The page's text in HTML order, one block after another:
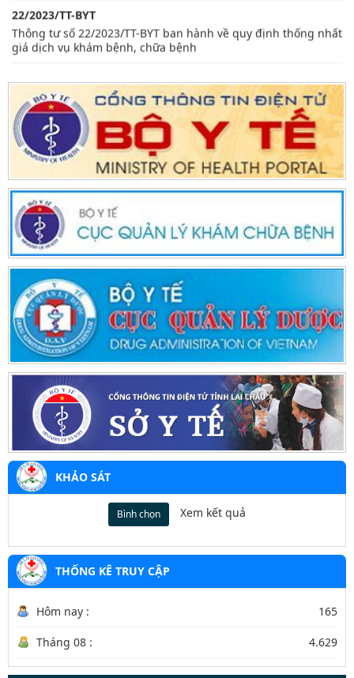
22/2023/TT-BYT
Thông tư số 22/2023/TT-BYT ban hành về quy định thống nhất
giá dịch vụ khám bệnh, chữa bệnh
Quyết định 3916/QĐ-BYT, ngày 28/8/2017 của Bộ Y tế về việc
phê duyệt các hướng dẫn kiểm soát nhiễm khuẩn trong các
cơ sở khám bệnh, chữa bệnh
3665/QĐ-BYT
Bộ Y tế ban hành tài liệu Hướng dẫn quy trình kỹ thuật về
Phục hồi chức năng
2959/QĐ-BYT
Hướng dẫn chẩn đoán điều trị Covi-19 ở Trẻ em của Bộ Y tế
2855/QĐ-BYT
Quyết định công bố thủ tục hành chính thay thế trong khám
chữa bệnh quy định tại Nghị định 109/2016/NĐ-CP
2760/QĐ-BYT
Hướng dẫn chẩn đoán điều trị sốt rét Dengue của Bộ Y tế
355/QĐ-BYT
Bộ Y tế ban hành Quyết định số 355/QĐ-BYT về phê duyệt
danh mục tạm thời thuốc, hóa chất, vật tư y tế tiêu hao
2885/QĐ-BYT
Quyết định ban hành tài liệu hướng dẫn truyền thông trực
tiếp về chăm sóc sức khỏe sinh sản vị thành niên
KHẢO SÁT
Bình chọn Xem kết quả
THỐNG KÊ TRUY CẬP
Hôm nay : 165
Tháng 08 : 4.629